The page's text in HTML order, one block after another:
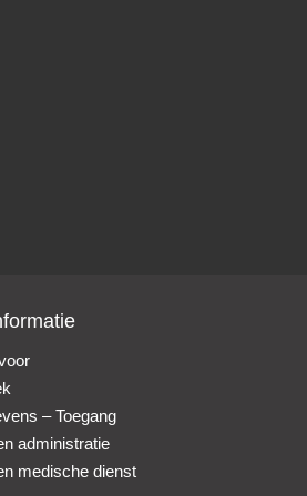
– Toegang
administratie
medische dienst